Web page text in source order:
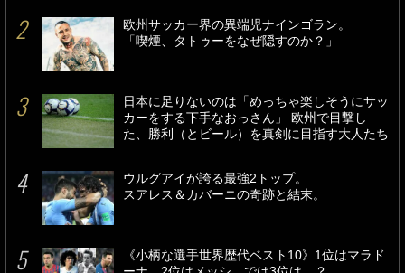
欧州サッカー界の異端児ナインゴラン。
「喫煙、タトゥーをなぜ隠すのか？」
日本に足りないのは「めっちゃ楽しそうにサッ
カーをする下手なおっさん」 欧州で目撃し
た、勝利（とビール）を真剣に目指す大人たち
ウルグアイが誇る最強2トップ。
スアレス＆カバーニの奇跡と結末。
《小柄な選手世界歴代ベスト10》1位はマラド